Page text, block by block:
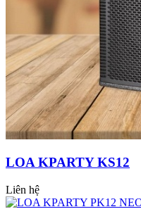
LOA KPARTY KS12
Liên hệ